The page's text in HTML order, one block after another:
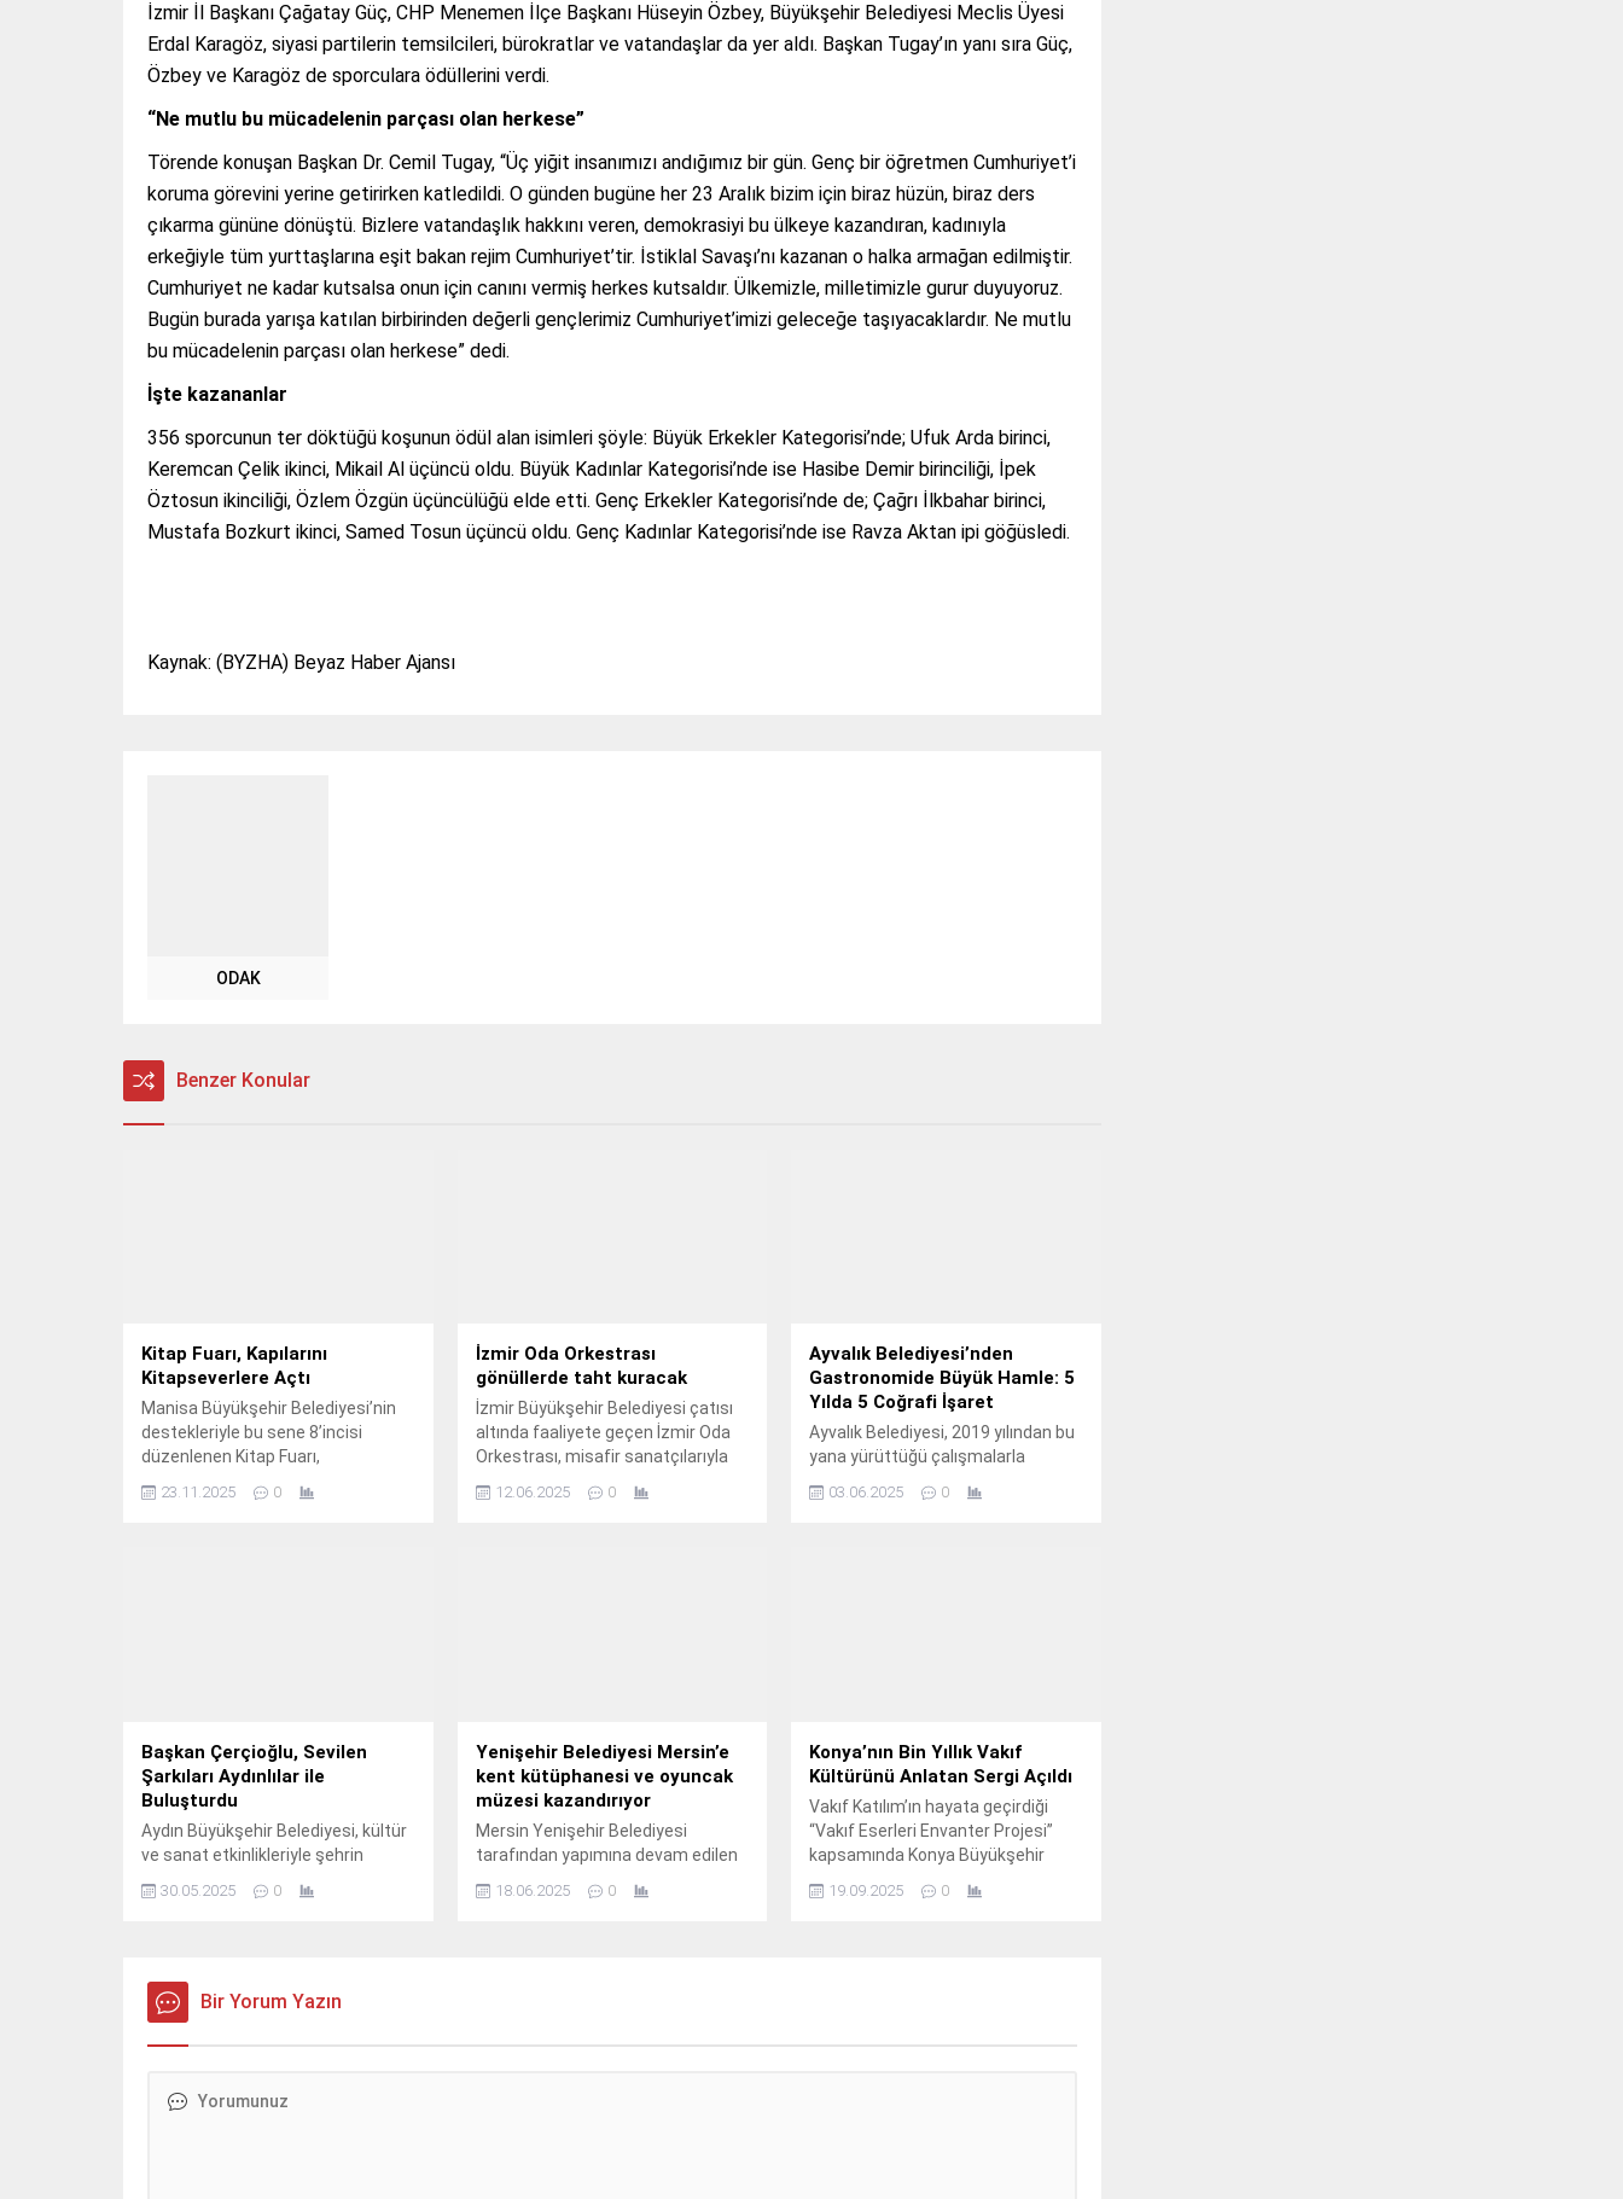
İzmir İl Başkanı Çağatay Güç, CHP Menemen İlçe Başkanı Hüseyin Özbey, Büyükşehir Belediyesi Meclis Üyesi
Erdal Karagöz, siyasi partilerin temsilcileri, bürokratlar ve vatandaşlar da yer aldı. Başkan Tugay’ın yanı sıra Güç,
Özbey ve Karagöz de sporculara ödüllerini verdi.
“Ne mutlu bu mücadelenin parçası olan herkese”
Törende konuşan Başkan Dr. Cemil Tugay, “Üç yiğit insanımızı andığımız bir gün. Genç bir öğretmen Cumhuriyet’i
koruma görevini yerine getirirken katledildi. O günden bugüne her 23 Aralık bizim için biraz hüzün, biraz ders
çıkarma gününe dönüştü. Bizlere vatandaşlık hakkını veren, demokrasiyi bu ülkeye kazandıran, kadınıyla
erkeğiyle tüm yurttaşlarına eşit bakan rejim Cumhuriyet’tir. İstiklal Savaşı’nı kazanan o halka armağan edilmiştir.
Cumhuriyet ne kadar kutsalsa onun için canını vermiş herkes kutsaldır. Ülkemizle, milletimizle gurur duyuyoruz.
Bugün burada yarışa katılan birbirinden değerli gençlerimiz Cumhuriyet’imizi geleceğe taşıyacaklardır. Ne mutlu
bu mücadelenin parçası olan herkese” dedi.
İşte kazananlar
356 sporcunun ter döktüğü koşunun ödül alan isimleri şöyle: Büyük Erkekler Kategorisi’nde; Ufuk Arda birinci,
Keremcan Çelik ikinci, Mikail Al üçüncü oldu. Büyük Kadınlar Kategorisi’nde ise Hasibe Demir birinciliği, İpek
Öztosun ikinciliği, Özlem Özgün üçüncülüğü elde etti. Genç Erkekler Kategorisi’nde de; Çağrı İlkbahar birinci,
Mustafa Bozkurt ikinci, Samed Tosun üçüncü oldu. Genç Kadınlar Kategorisi’nde ise Ravza Aktan ipi göğüsledi.
Kaynak: (BYZHA) Beyaz Haber Ajansı
ODAK
Benzer Konular
Kitap Fuarı, Kapılarını
Kitapseverlere Açtı
Manisa Büyükşehir Belediyesi’nin
destekleriyle bu sene 8’incisi
düzenlenen Kitap Fuarı,
kitapseverlerle yeniden buluştu.
23.11.2025 0
İzmir Oda Orkestrası
gönüllerde taht kuracak
İzmir Büyükşehir Belediyesi çatısı
altında faaliyete geçen İzmir Oda
Orkestrası, misafir sanatçılarıyla
senfoni orkestrasına dönüşerek
müzik ziyafeti sunuyor.
12.06.2025 0
Ayvalık Belediyesi’nden
Gastronomide Büyük Hamle: 5
Yılda 5 Coğrafi İşaret
Ayvalık Belediyesi, 2019 yılından bu
yana yürüttüğü çalışmalarla
Ayvalık’a özgü beş yerel ürüne
coğrafi işaret kazandırdı.
03.06.2025 0
Başkan Çerçioğlu, Sevilen
Şarkıları Aydınlılar ile
Buluşturdu
Aydın Büyükşehir Belediyesi, kültür
ve sanat etkinlikleriyle şehrin
devam ediyor.
30.05.2025 0
Yenişehir Belediyesi Mersin’e
kent kütüphanesi ve oyuncak
müzesi kazandırıyor
Mersin Yenişehir Belediyesi
tarafından yapımına devam edilen
inşaatında sona gelindi.
18.06.2025 0
Konya’nın Bin Yıllık Vakıf
Kültürünü Anlatan Sergi Açıldı
Vakıf Katılım’ın hayata geçirdiği
“Vakıf Eserleri Envanter Projesi”
kapsamında Konya Büyükşehir
“Anadolu Göğünün İpek Mahyası”
19.09.2025 0
Bir Yorum Yazın